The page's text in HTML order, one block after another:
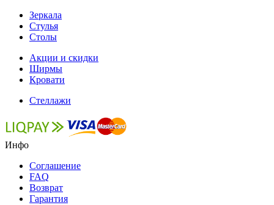
Зеркала
Стулья
Столы
Акции и скидки
Ширмы
Кровати
Стеллажи
Инфо
Соглашение
FAQ
Возврат
Гарантия